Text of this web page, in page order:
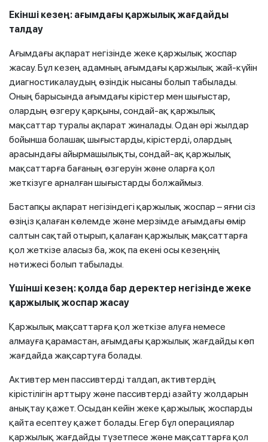
Екінші кезең: ағымдағы қаржылық жағдайды
талдау
Ағымдағы ақпарат негізінде жеке қаржылық жоспар
жасау. Бұл кезең адамның ағымдағы қаржылық жай-күйін
диагностикалаудың өзіндік нысаны болып табылады.
Оның барысында ағымдағы кірістер мен шығыстар,
олардың өзгеру қарқыны, сондай-ақ қаржылық
мақсаттар туралы ақпарат жиналады. Одан әрі жылдар
бойынша болашақ шығыстарды, кірістерді, олардың
арасындағы айырмашылықты, сондай-ақ қаржылық
мақсаттарға бағаның өзгеруін және оларға қол
жеткізуге арналған шығыстарды болжаймыз.
Бастапқы ақпарат негізіндегі қаржылық жоспар – яғни сіз
өзіңіз қалаған көлемде және мерзімде ағымдағы өмір
салтын сақтай отырып, қалаған қаржылық мақсаттарға
қол жеткізе аласыз ба, жоқ па екені осы кезеңнің
нәтижесі болып табылады.
Үшінші кезең: қолда бар деректер негізінде жеке
қаржылық жоспар жасау
Қаржылық мақсаттарға қол жеткізе алуға немесе
алмауға қарамастан, ағымдағы қаржылық жағдайды көп
жағдайда жақсартуға болады.
Активтер мен пассивтерді талдап, активтердің
кірістілігін арттыру және пассивтерді азайту жолдарын
анықтау қажет. Осыдан кейін жеке қаржылық жоспарды
қайта есептеу қажет болады. Егер бұл операциялар
қаржылық жағдайды түзетпесе және мақсаттарға қол